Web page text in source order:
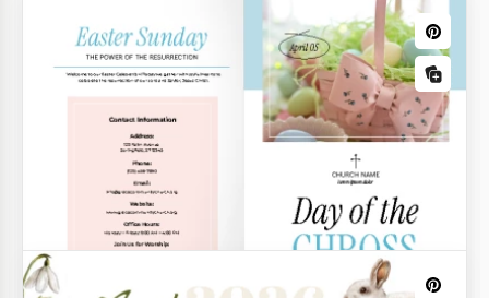
Modelo de Cartão de Receita de Páscoa